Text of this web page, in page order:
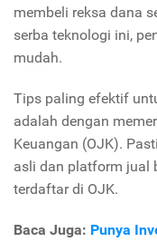
membeli reksa dana
serba teknologi ini,
mudah.
Tips paling efektif
adalah dengan
Keuangan (OJK).
asli dan platform jual
terdaftar di OJK.
Baca Juga: Punya